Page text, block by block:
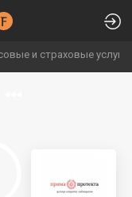
и страховые